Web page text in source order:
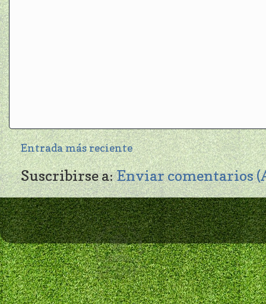
Entrada más reciente
Suscribirse a:Enviar comentarios